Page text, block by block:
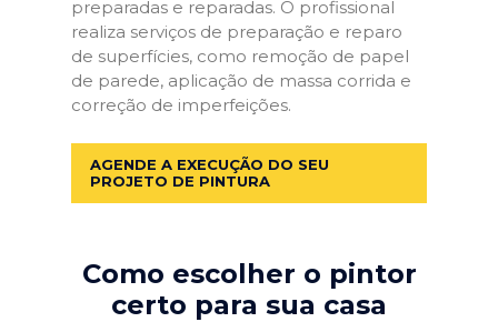
preparadas e reparadas. O profissional
realiza serviços de preparação e reparo
de superfícies, como remoção de papel
de parede, aplicação de massa corrida e
correção de imperfeições.
AGENDE A EXECUÇÃO DO SEU
PROJETO DE PINTURA
Como escolher o pintor
certo para sua casa